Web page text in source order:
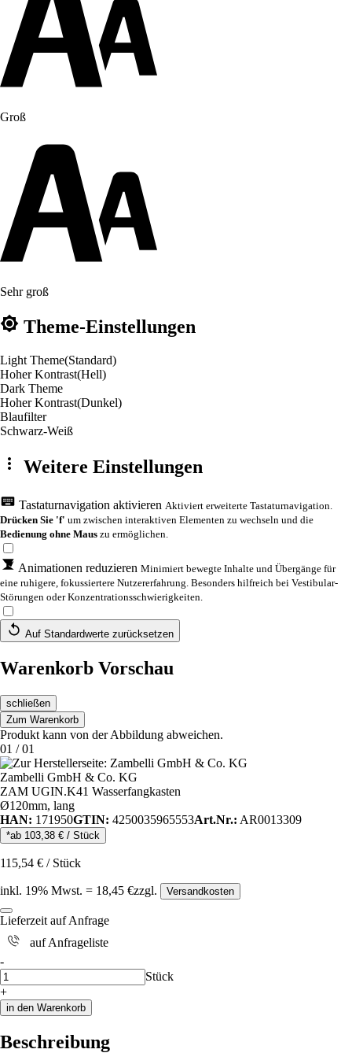
Groß
Sehr groß
Theme-Einstellungen
Light Theme(Standard)
Hoher Kontrast(Hell)
Dark Theme
Hoher Kontrast(Dunkel)
Blaufilter
Schwarz-Weiß
Weitere Einstellungen
Tastaturnavigation aktivieren Aktiviert erweiterte Tastaturnavigation.
Drücken Sie 'f' um zwischen interaktiven Elementen zu wechseln und die
Bedienung ohne Maus zu ermöglichen.
Animationen reduzieren Minimiert bewegte Inhalte und Übergänge für
eine ruhigere, fokussiertere Nutzererfahrung. Besonders hilfreich bei Vestibular-
Störungen oder Konzentrationsschwierigkeiten.
Auf Standardwerte zurücksetzen
Warenkorb Vorschau
schließen
Zum Warenkorb
Produkt kann von der Abbildung abweichen.
01 /01
Zambelli GmbH & Co. KG
ZAM UGIN.K41 Wasserfangkasten
Ø120mm, lang
HAN: 171950GTIN: 4250035965553Art.Nr.: AR0013309
*ab 103,38 € / Stück
115,54 € / Stück
inkl. 19% Mwst. = 18,45 €zzgl. Versandkosten
Lieferzeit auf Anfrage
auf Anfrageliste
-
Anzahl
Stück
+
in den Warenkorb
Beschreibung